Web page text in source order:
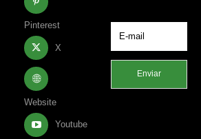
Pinterest
X
Website
Youtube
Enviar